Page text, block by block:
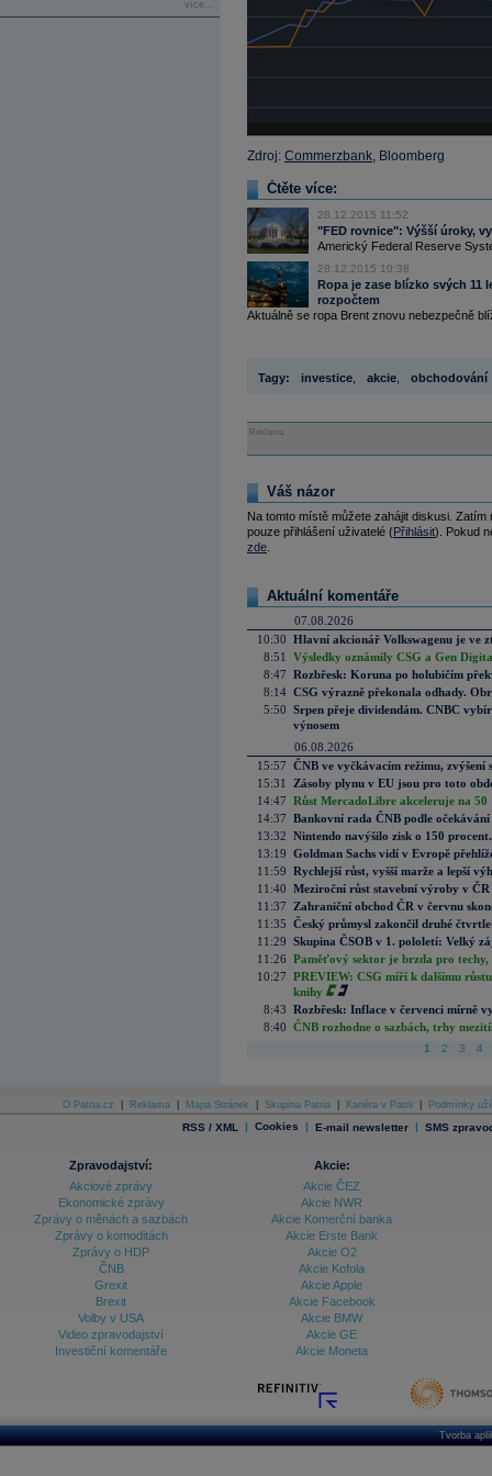
více...
Zdroj: Commerzbank, Bloomberg
Čtěte více:
28.12.2015 11:52
"FED rovnice": Výšší úroky,
Americký Federal Reserve
28.12.2015 10:38
Ropa je zase blízko svých 11
rozpočtem
Aktuálně se ropa Brent znovu nebezpečně
Tagy: investice akcie obchodování
Reklama
Váš názor
Na tomto místě můžete zahájit diskusi.
pouze přihlášení uživatelé (Přihlásit). Pokud
zde
Aktuální komentáře
07.08.2026
10:30 Hlavní akcionář Volkswagenu je ve
8:51
Výsledky oznámily CSG a Gen
8:47 Rozbřesk: Koruna po holubičím
8:14 CSG výrazně překonala odhady.
5:50 Srpen přeje dividendám. CNBC
výnosem
06.08.2026
15:57 ČNB ve vyčkávacím režimu, zvýšení
15:31
Zásoby plynu v EU jsou pro toto
14:47 Růst MercadoLibre akceleruje na
14:37 Bankovní rada ČNB podle
13:32 Nintendo navýšilo zisk o 150
13:19 Goldman Sachs vidí v Evropě
11:59 Rychlejší růst, vyšší marže a lepší
11:40 Meziroční růst stavební výroby v
11:37
Zahraniční obchod ČR v červnu
11:35 Český průmysl zakončil druhé
11:29 Skupina ČSOB v 1. pololetí: Velký
11:26 Paměťový sektor je brzda pro techy,
10:27 PREVIEW: CSG míří k dalšímu
knihy
8:43 Rozbřesk: Inflace v červenci mírně
8:40 ČNB rozhodne o sazbách, trhy
1 2 3 4
O Patria.cz Reklama Mapa Stránek Skupina Patria Kariéra v Patrii Podmínky
RSS / XML | Cookies | E-mail newsletter | SMS
Zpravodajství:
Akciové zprávy
Ekonomické zprávy
Zprávy o měnách a sazbách
Zprávy o komoditách
Zprávy o HDP
ČNB
Grexit
Brexit
Volby v USA
Video zpravodajství
Investiční komentáře
Akcie:
Akcie ČEZ
Akcie NWR
Akcie Komerční banka
Akcie Erste Bank
Akcie O2
Akcie Kofola
Akcie Apple
Akcie Facebook
Akcie BMW
Akcie GE
Akcie Moneta
Tvorba